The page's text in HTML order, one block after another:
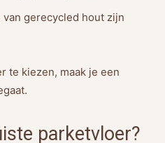
van gerecycled hout zijn
te kiezen, maak je een
parketvloer?